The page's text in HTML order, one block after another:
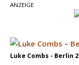
Chris
ANZEIGE
Luke Combs - Berlin